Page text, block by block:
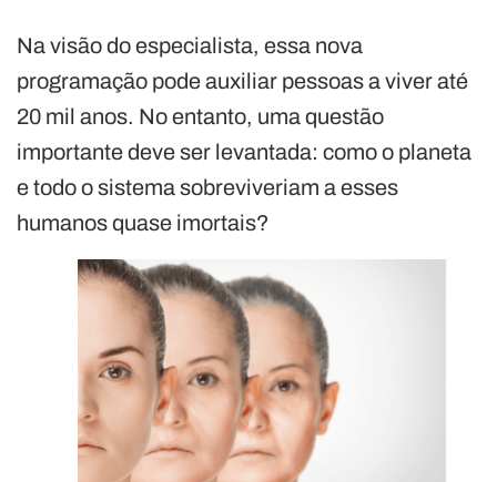
Na visão do especialista, essa nova
programação pode auxiliar pessoas a viver até
20 mil anos. No entanto, uma questão
importante deve ser levantada: como o planeta
e todo o sistema sobreviveriam a esses
humanos quase imortais?